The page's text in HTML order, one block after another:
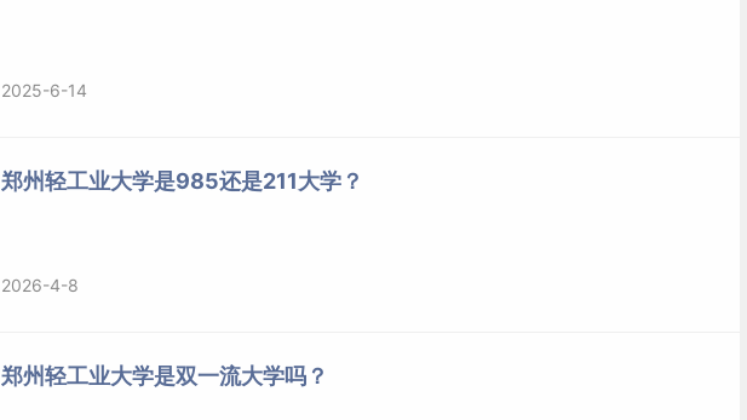
2025-6-14
郑州轻工业大学是985还是211大学？
2026-4-8
郑州轻工业大学是双一流大学吗？